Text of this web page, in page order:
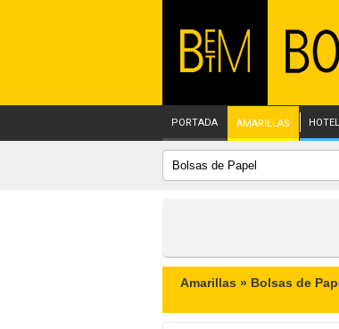
PORTADA AMARILLAS
Amarillas » Bolsas de